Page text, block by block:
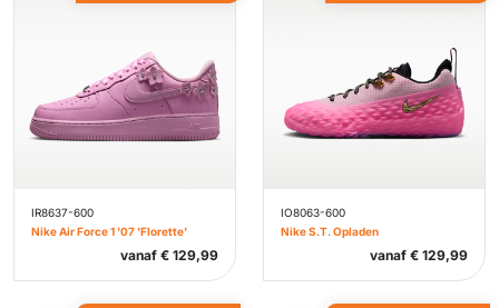
IR8637-600
Nike Air Force 1 '07 'Florette'
vanaf € 129,99
IO8063-600
Nike S.T. Opladen
vanaf € 129,99